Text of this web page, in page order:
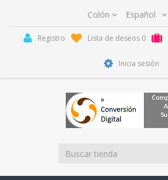
Registro Lista de deseos 0
Inicia sesión